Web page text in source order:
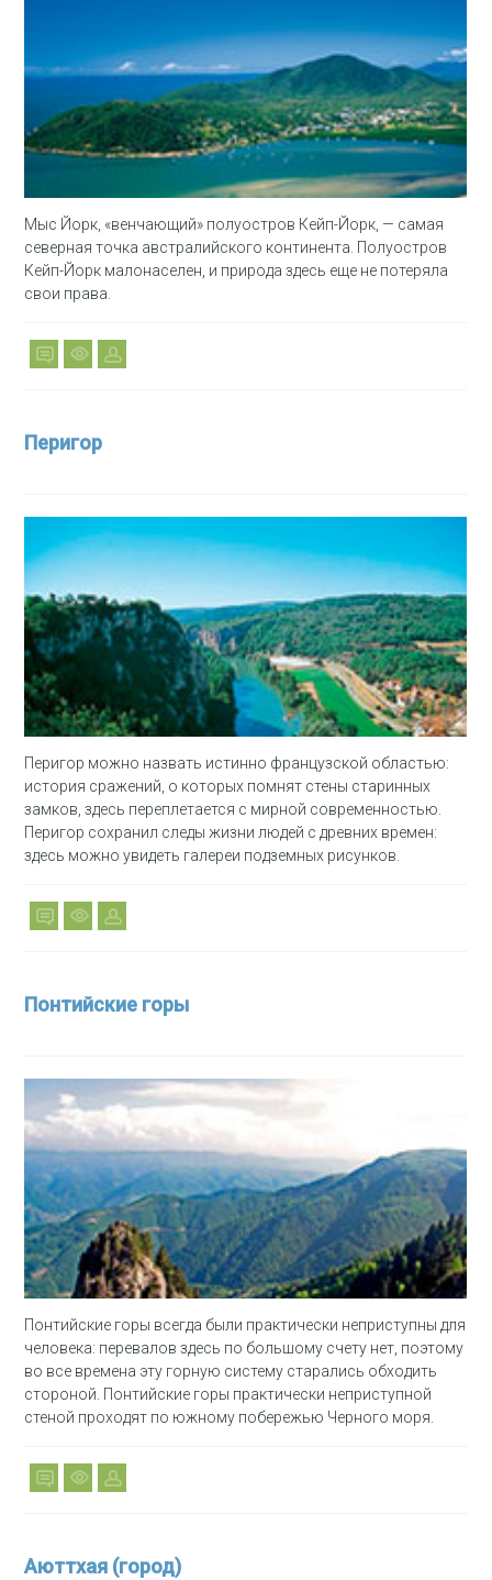
Мыс Йорк, «венчающий» полуостров Кейп-Йорк, — самая
северная точка австралийского континента. Полуостров
Кейп-Йорк малонаселен, и природа здесь еще не потеряла
свои права.
Перигор
Перигор можно назвать истинно французской областью:
история сражений, о которых помнят стены старинных
замков, здесь переплетается с мирной современностью.
Перигор сохранил следы жизни людей с древних времен:
здесь можно увидеть галереи подземных рисунков.
Понтийские горы
Понтийские горы всегда были практически неприступны для
человека: перевалов здесь по большому счету нет, поэтому
во все времена эту горную систему старались обходить
стороной. Понтийские горы практически неприступной
стеной проходят по южному побережью Черного моря.
Аюттхая (город)